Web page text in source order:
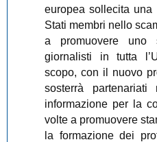
europea sollecita una
Stati membri nello
a promuovere
giornalisti in tutta
scopo, con il nuovo
sosterrà
informazione per la
volte a promuovere
la formazione dei